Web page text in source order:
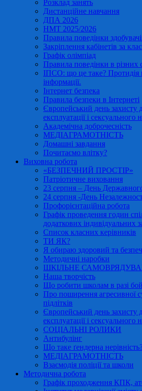
Розклад занять
Дистанційне навчання
ДПА 2026
НМТ 2025/2026
Правила поведінки
Закріплення кабінетів за
Графік олімпіад
Правила поведінки в різних
ІПСО: що це таке? Протидія
інформації.
Інтернет безпека
Правила безпеки в Інтернеті
Європейський день захисту
експлуатації і сексуального
Академічна доброчесність
МЕДІАГРАМОТНІСТЬ
Домашні завдання
Почитаємо влітку?
Виховна робота
«БЕЗПЕЧНИЙ ПРОСТІР»
Патріотичне виховання
23 серпня – День
24 серпня -День
Профорієнтаційна робота
Графік проведення годин
додаткових індивідуальних
Список класних керівників
ТИ ЯК?
Я обираю здоровий та
Методичні наробки
ШКІЛЬНЕ
Наша творчість
Що робити школам в разі
Про поширення агресивної
підлітків
Європейський день захисту
експлуатації і сексуального
СОЦІАЛЬНІ РОЛИКИ
Антибулінг
Що таке ґендерна
МЕДІАГРАМОТНІСТЬ
Взаємодія поліції та школи
Методична робота
Графік проходження КПК,